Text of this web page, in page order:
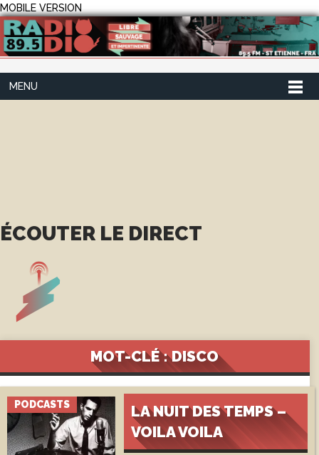
MOBILE VERSION
MENU
ÉCOUTER LE DIRECT
MOT-CLÉ : DISCO
PODCASTS
LA NUIT DES TEMPS –
VOILA VOILA